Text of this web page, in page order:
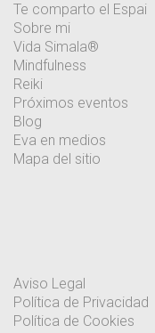
Te comparto el Espai
Sobre mi
Vida Simala®
Mindfulness
Reiki
Próximos eventos
Blog
Eva en medios
Mapa del sitio
Aviso Legal
Política de Privacidad
Política de Cookies